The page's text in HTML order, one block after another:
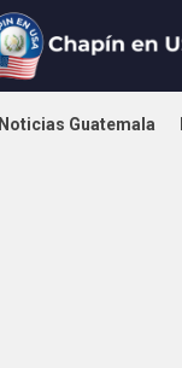
Noticias Guatemala